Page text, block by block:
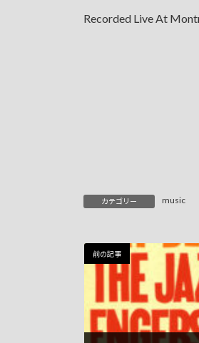
Recorded Live At
カテゴリー music
前の記事